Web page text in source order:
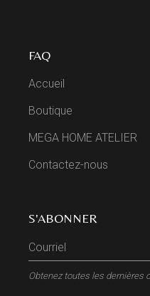
FAQ
Accueil
Boutique
MEGA HOME ATELIER
Contactez-nous
S'ABONNER
Obtenez toutes les dernières